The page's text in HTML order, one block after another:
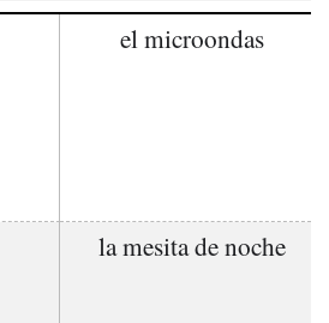
el microondas
la mesita de noche